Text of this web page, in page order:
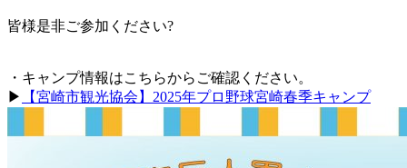
皆様是非ご参加ください?
・キャンプ情報はこちらからご確認ください。
▶
【宮崎市観光協会】2025年プロ野球宮崎春季キャンプ